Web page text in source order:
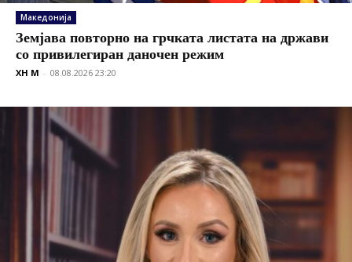
Македонија
Земјава повторно на грчката листата на држави
со привилегиран даночен режим
XH M - 08.08.2026 23:20